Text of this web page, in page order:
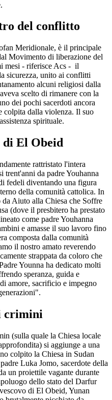
del conflitto
Meridionale, è il principale
Movimento di liberazione del
mesi - riferisce Acs - il
sicurezza, unito ai conflitti
alcuni religiosi dalla
scelto di rimanere con la
dei pochi sacerdoti ancora
colpita dalla violenza. Il suo
spirituale.
di El Obeid
rattristato l'intera
trent'anni da padre Youhanna
fedeli diventando una figura
della comunità cattolica. In
Aiuto alla Chiesa che Soffre
(dove il presbitero ha prestato
come padre Youhanna
e amasse il suo lavoro fino
composta dalla comunità
il nostro amato reverendo
strappata da coloro che
Younna ha dedicato molti
speranza, guida e
amore, sacrificio e impegno
crimini
(sulla quale la Chiesa locale
si aggiunge a una
colpito la Chiesa in Sudan
Luka Jomo, sacerdote della
un proiettile vagante durante
dello stato del Darfur
di El Obeid, Yunan